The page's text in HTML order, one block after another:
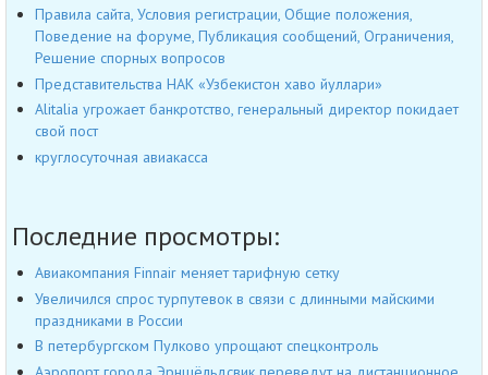
Правила сайта, Условия регистрации, Общие положения,
Поведение на форуме, Публикация сообщений, Ограничения,
Решение спорных вопросов
Представительства НАК «Узбекистон хаво йуллари»
Alitalia угрожает банкротство, генеральный директор покидает
свой пост
круглосуточная авиакасса
Последние просмотры:
Авиакомпания Finnair меняет тарифную сетку
Увеличился спрос турпутевок в связи с длинными майскими
праздниками в России
В петербургском Пулково упрощают спецконтроль